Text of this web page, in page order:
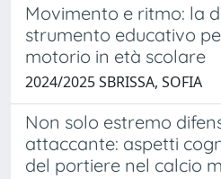
Movimento e ritmo: la
strumento educativo
motorio in età scolare
2024/2025 SBRISSA, SOFIA
Non solo estremo
attaccante: aspetti
del portiere nel calcio